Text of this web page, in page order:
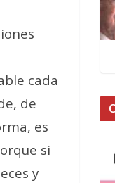
cada
de
es
si
y